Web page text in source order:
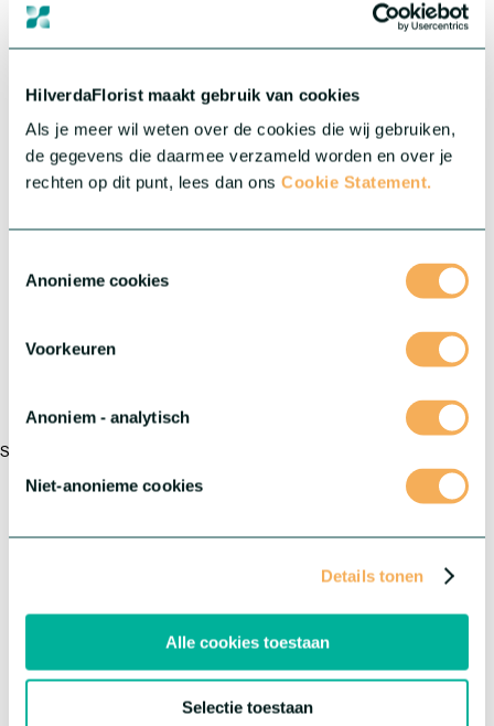
HilverdaFlorist maakt gebruik van cookies
Als je meer wil weten over de cookies die wij gebruiken,
de gegevens die daarmee verzameld worden en over je
rechten op dit punt, lees dan ons Cookie Statement.
Anonieme cookies
Voorkeuren
Anoniem - analytisch
Niet-anonieme cookies
Details tonen
Alle cookies toestaan
Selectie toestaan
Serie:
New
Alstroemeria Inticancha
Soft lilac charm, effortless growth
Crop:Alstroemeria